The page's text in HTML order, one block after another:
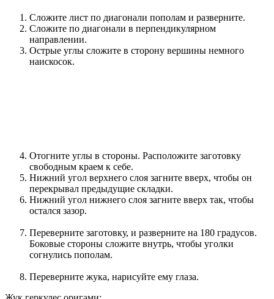
Сложите лист по диагонали пополам и разверните.
Сложите по диагонали в перпендикулярном
направлении.
Острые углы сложите в сторону вершины немного
наискосок.
Отогните углы в стороны. Расположите заготовку
свободным краем к себе.
Нижний угол верхнего слоя загните вверх, чтобы он
перекрывал предыдущие складки.
Нижний угол нижнего слоя загните вверх так, чтобы
остался зазор.
Переверните заготовку, и разверните на 180 градусов.
Боковые стороны сложите внутрь, чтобы уголки
согнулись пополам.
Переверните жука, нарисуйте ему глаза.